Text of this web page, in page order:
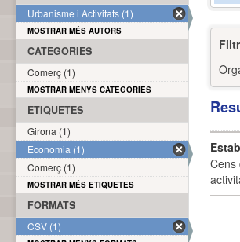
Cens
Urbanisme i Activitats (1)
MOSTRAR MÉS AUTORS
CATEGORIES
Comerç (1)
MOSTRAR MENYS CATEGORIES
ETIQUETES
Girona (1)
Economia (1)
Comerç (1)
MOSTRAR MÉS ETIQUETES
FORMATS
CSV (1)